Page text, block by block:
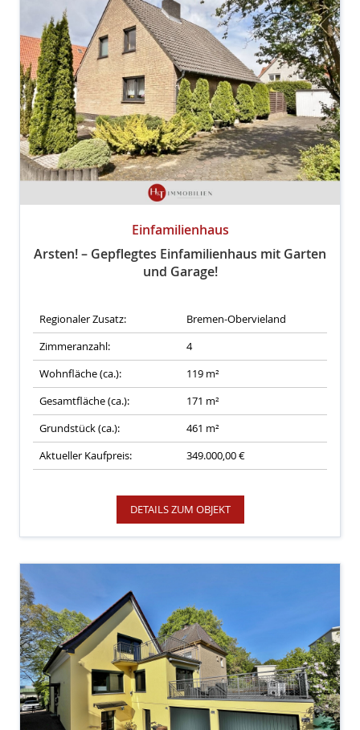
Einfamilienhaus
Arsten! – Gepflegtes Einfamilienhaus mit Garten
und Garage!
Regionaler Zusatz:
Bremen-Obervieland
Zimmeranzahl:
4
Wohnfläche (ca.):
119 m²
Gesamtfläche (ca.):
171 m²
Grundstück (ca.):
461 m²
Aktueller Kaufpreis:
349.000,00 €
DETAILS ZUM OBJEKT